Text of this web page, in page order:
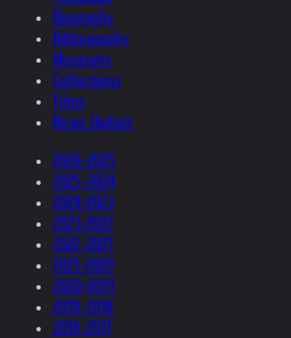
Biography
Bibliography
Museums
Collections
Films
News Update
2026-2025
2025-2024
2024-2023
2023-2022
2022-2021
2021-2020
2020-2019
2019-2018
2018-2017